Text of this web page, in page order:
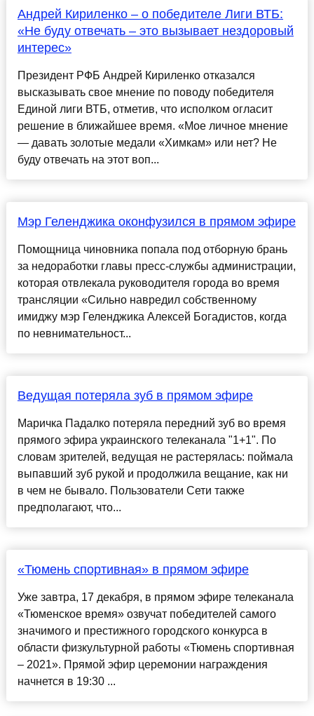
Андрей Кириленко – о победителе Лиги ВТБ:
«Не буду отвечать – это вызывает нездоровый
интерес»
Президент РФБ Андрей Кириленко отказался
высказывать свое мнение по поводу победителя
Единой лиги ВТБ, отметив, что исполком огласит
решение в ближайшее время. «Мое личное мнение
— давать золотые медали «Химкам» или нет? Не
буду отвечать на этот воп...
Мэр Геленджика оконфузился в прямом эфире
Помощница чиновника попала под отборную брань
за недоработки главы пресс-службы администрации,
которая отвлекала руководителя города во время
трансляции «Сильно навредил собственному
имиджу мэр Геленджика Алексей Богадистов, когда
по невнимательност...
Ведущая потеряла зуб в прямом эфире
Маричка Падалко потеряла передний зуб во время
прямого эфира украинского телеканала "1+1". По
словам зрителей, ведущая не растерялась: поймала
выпавший зуб рукой и продолжила вещание, как ни
в чем не бывало. Пользователи Сети также
предполагают, что...
«Тюмень спортивная» в прямом эфире
Уже завтра, 17 декабря, в прямом эфире телеканала
«Тюменское время» озвучат победителей самого
значимого и престижного городского конкурса в
области физкультурной работы «Тюмень спортивная
– 2021». Прямой эфир церемонии награждения
начнется в 19:30 ...